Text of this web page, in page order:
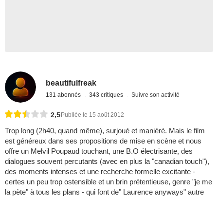
beautifulfreak
131 abonnés 343 critiques Suivre son activité
2,5 Publiée le 15 août 2012
Trop long (2h40, quand même), surjoué et maniéré. Mais le film
est généreux dans ses propositions de mise en scène et nous
offre un Melvil Poupaud touchant, une B.O électrisante, des
dialogues souvent percutants (avec en plus la "canadian touch"),
des moments intenses et une recherche formelle excitante -
certes un peu trop ostensible et un brin prétentieuse, genre "je me
la pète" à tous les plans - qui font de" Laurence anyways" autre